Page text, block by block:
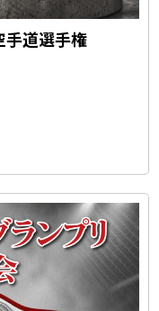
手道選手権